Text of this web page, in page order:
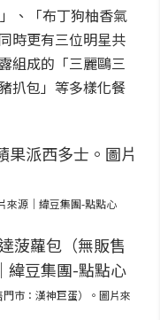
、「布丁狗柚香氣
時更有三位明星共
組成的「三麗鷗三
扒包」等多樣化餐
來源｜緯豆集團-點點心
市：漢神巨蛋）。圖片來